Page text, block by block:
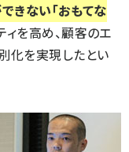
きない「おもてな
ィを高め、顧客のエ
化を実現したとい